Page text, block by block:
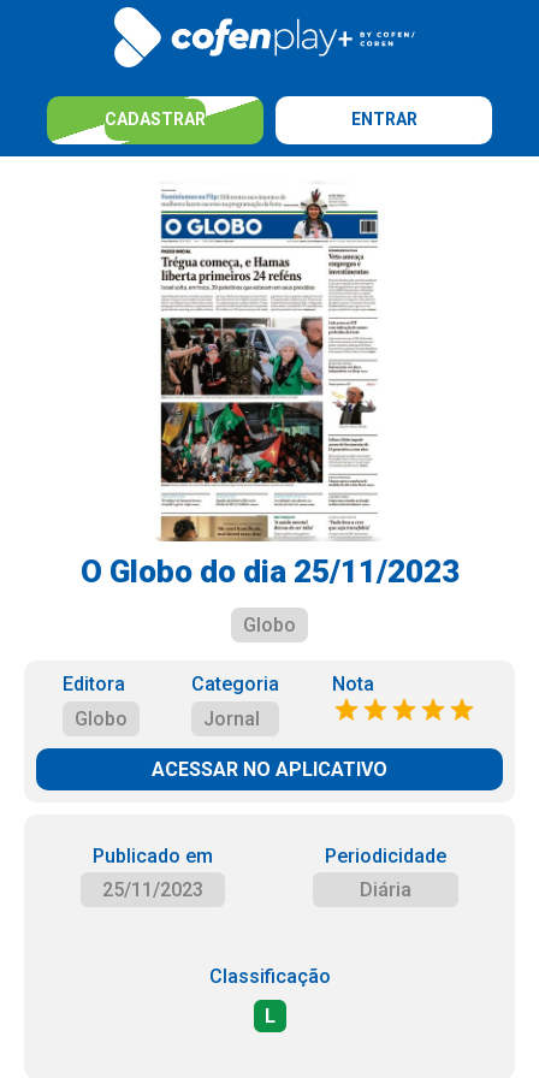
CADASTRAR ENTRAR
O Globo do dia 25/11/2023
Globo
Editora
Globo
Categoria
Jornal
Nota
ACESSAR NO APLICATIVO
Publicado em
25/11/2023
Periodicidade
Diária
Classificação
L